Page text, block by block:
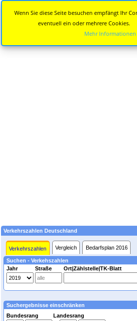
Verkehrszahlen Deutschland
Verkehrszahlen Vergleich Bedarfsplan 2016
Suchen - Verkehszahlen
Jahr
Straße Ort|Zählstelle|TK-Blatt
Suchergebnisse einschränken
Bundesrang Landesrang
Wenn Sie diese Seite besuchen empfängt Ihr
eventuell ein oder mehrere Cookies.
Mehr Informationen